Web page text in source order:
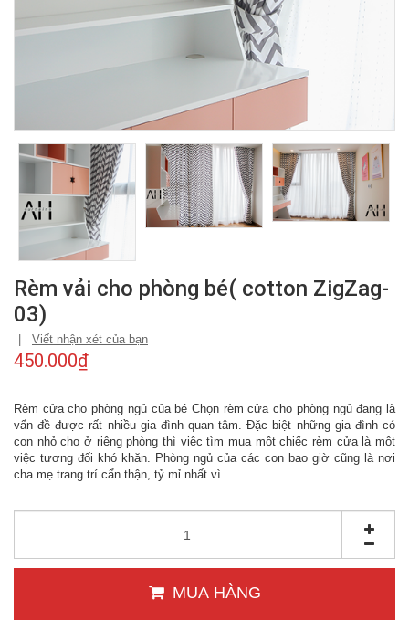
Rèm vải cho phòng bé( cotton ZigZag-
03)
Viết nhận xét của bạn
450.000₫
Rèm cửa cho phòng ngủ của bé Chọn rèm cửa cho phòng ngủ đang là
vấn đề được rất nhiều gia đình quan tâm. Đặc biệt những gia đình có
con nhỏ cho ở riêng phòng thì việc tìm mua một chiếc rèm cửa là môt
việc tương đối khó khăn. Phòng ngủ của các con bao giờ cũng là nơi
cha mẹ trang trí cẩn thận, tỷ mỉ nhất vì...
MUA HÀNG